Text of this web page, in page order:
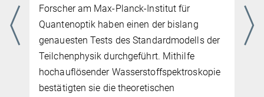
Ein Forschungsteam unter der Leitung von
Monika Aidelsburger am Max-Planck-
Institut für Quantenoptik (MPQ) und der
Ludwig-Maximilians-Universität München
(LMU) hat eine Lichtfarbe identifiziert, bei
der Atome selektiv „farbenblind“ werden: Bei